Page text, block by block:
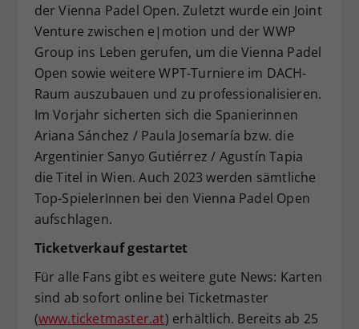
der Vienna Padel Open. Zuletzt wurde ein Joint
Venture zwischen e|motion und der WWP
Group ins Leben gerufen, um die Vienna Padel
Open sowie weitere WPT-Turniere im DACH-
Raum auszubauen und zu professionalisieren.
Im Vorjahr sicherten sich die Spanierinnen
Ariana Sánchez / Paula Josemaría bzw. die
Argentinier Sanyo Gutiérrez / Agustín Tapia
die Titel in Wien. Auch 2023 werden sämtliche
Top-SpielerInnen bei den Vienna Padel Open
aufschlagen.
Ticketverkauf gestartet
Für alle Fans gibt es weitere gute News: Karten
sind ab sofort online bei Ticketmaster
(www.ticketmaster.at) erhältlich. Bereits ab 25